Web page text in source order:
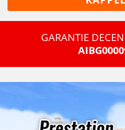
GARANTIE